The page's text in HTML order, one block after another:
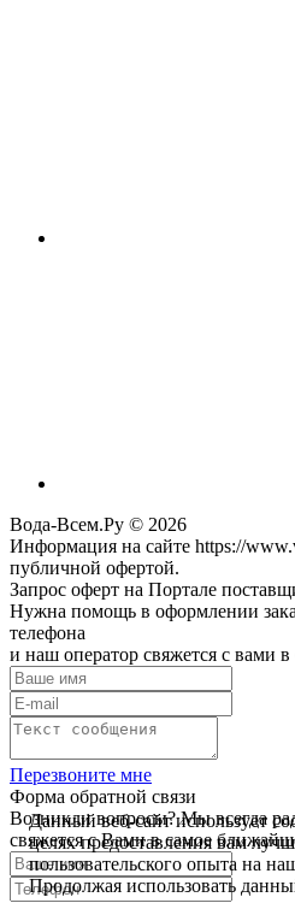
Вода-Всем.Ру © 2026
Информация на сайте https://
публичной офертой.
Запрос оферт на Портале
Нужна помощь в оформлении
телефона
и наш оператор свяжется с вами
Перезвоните мне
Форма обратной связи
Возникли вопросы? Мы всегда
свяжется с Вами в самое
Данный веб-сайт использует
целях предоставления вам
пользовательского опыта на
Продолжая использовать